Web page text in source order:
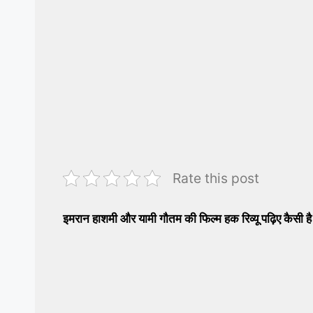
Rate this post
इमरान हाशमी और यामी गौतम की फिल्म हक रिव्यू पढ़िए कैसी है